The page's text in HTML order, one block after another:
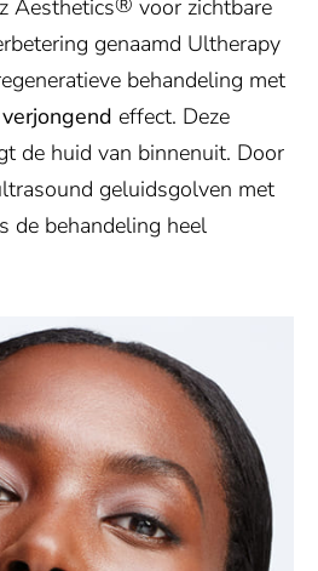
Aesthetics
voor zichtbare
genaamd Ultherapy
behandeling met
verjongend effect. Deze
de huid van binnenuit. Door
geluidsgolven met
de behandeling heel